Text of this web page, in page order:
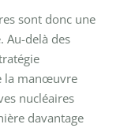
sont donc une
Au-delà des
la manœuvre
nucléaires
davantage